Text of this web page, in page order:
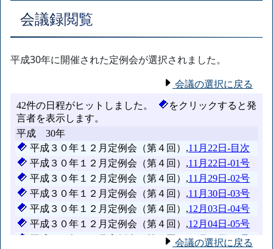
会議録閲覧
平成30年に開催された定例会が選択されました。
会議の選択に戻る
会議の選択に戻る